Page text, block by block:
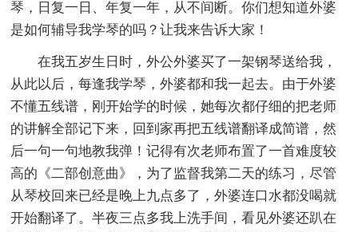
琴，日复一日、年复一年，从不间断。你们想知道外婆
是如何辅导我学琴的吗？让我来告诉大家！
在我五岁生日时，外公外婆买了一架钢琴送给我，
从此以后，每逢我学琴，外婆都和我一起去。由于外婆
不懂五线谱，刚开始学的时候，她每次都仔细的把老师
的讲解全部记下来，回到家再把五线谱翻译成简谱，然
后一句一句地教我弹！记得有次老师布置了一首难度较
高的《二部创意曲》，为了监督我第二天的练习，尽管
从琴校回来已经是晚上九点多了，外婆连口水都没喝就
开始翻译了。半夜三点多我上洗手间，看见外婆还趴在